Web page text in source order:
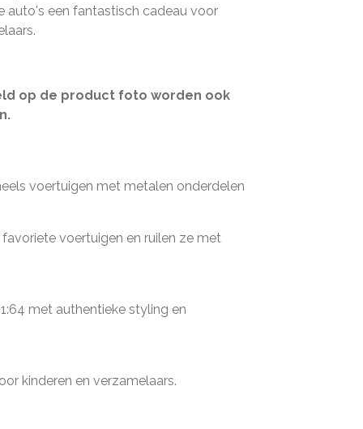
auto's een fantastisch cadeau voor
op de product foto worden ook
voertuigen met metalen onderdelen
voertuigen en ruilen ze met
met authentieke styling en
kinderen en verzamelaars.